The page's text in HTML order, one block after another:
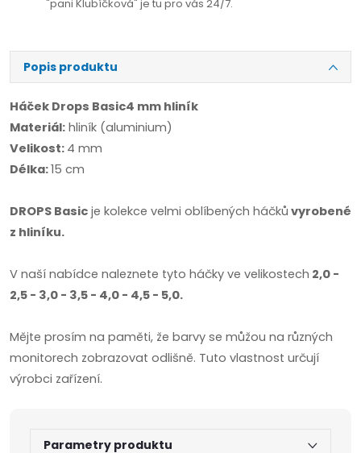
"pani Klubíčková" je tu pro vás 24/7.
Popis produktu
Háček Drops Basic4 mm hliník
Materiál: hliník (aluminium)
Velikost: 4 mm
Délka:15 cm
DROPS Basic je kolekce velmi oblíbených háčků vyrobené
z hliníku.
V naší nabídce naleznete tyto háčky ve velikostech 2,0 -
2,5 - 3,0 - 3,5 - 4,0 - 4,5 - 5,0.
Mějte prosím na paměti, že barvy se můžou na různých
monitorech zobrazovat odlišně. Tuto vlastnost určují
výrobci zařízení.
Parametry produktu